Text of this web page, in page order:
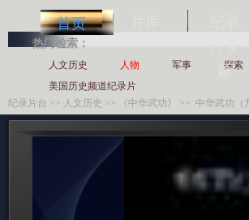
首页
题
热门检索：
人文历史 人物 军事 探索
美国历史频道纪录片
纪录片台 >> 人文历史 >> 《中华武功》 >> 中华武功（